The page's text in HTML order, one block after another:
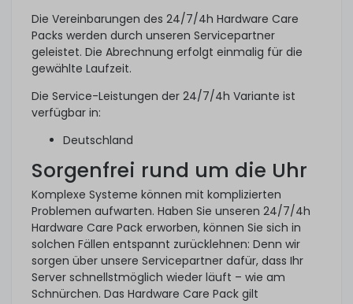
Die Vereinbarungen des 24/7/4h Hardware Care
Packs werden durch unseren Servicepartner
geleistet. Die Abrechnung erfolgt einmalig für die
gewählte Laufzeit.
Die Service-Leistungen der 24/7/4h Variante ist
verfügbar in:
Deutschland
Sorgenfrei rund um die Uhr
Komplexe Systeme können mit komplizierten
Problemen aufwarten. Haben Sie unseren 24/7/4h
Hardware Care Pack erworben, können Sie sich in
solchen Fällen entspannt zurücklehnen: Denn wir
sorgen über unsere Servicepartner dafür, dass Ihr
Server schnellstmöglich wieder läuft – wie am
Schnürchen. Das Hardware Care Pack gilt